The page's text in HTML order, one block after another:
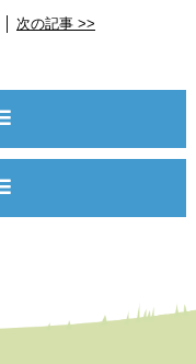
次の記事 >>